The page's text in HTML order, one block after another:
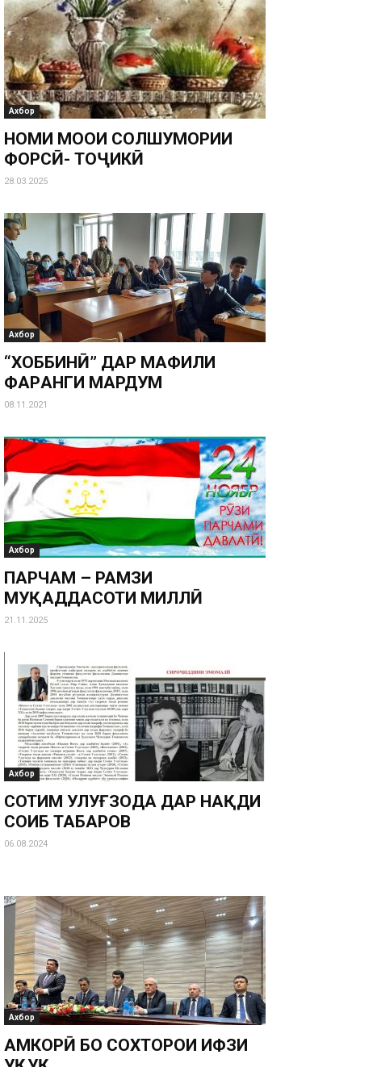
Ахбор
НОМИ МОҲҲОИ СОЛШУМОРИИ
ФОРСӢ- ТОҶИКӢ
28.03.2025
Ахбор
“ХОББИНӢ” ДАР МАҲФИЛИ
ФАРҲАНГИ МАРДУМ
08.11.2021
Ахбор
ПАРЧАМ – РАМЗИ
МУҚАДДАСОТИ МИЛЛӢ
21.11.2025
Ахбор
СОТИМ УЛУҒЗОДА ДАР НАҚДИ
СОҲИБ ТАБАРОВ
06.08.2024
Ахбор
ҲАМКОРӢ БО СОХТОРҲОИ ҲИФЗИ